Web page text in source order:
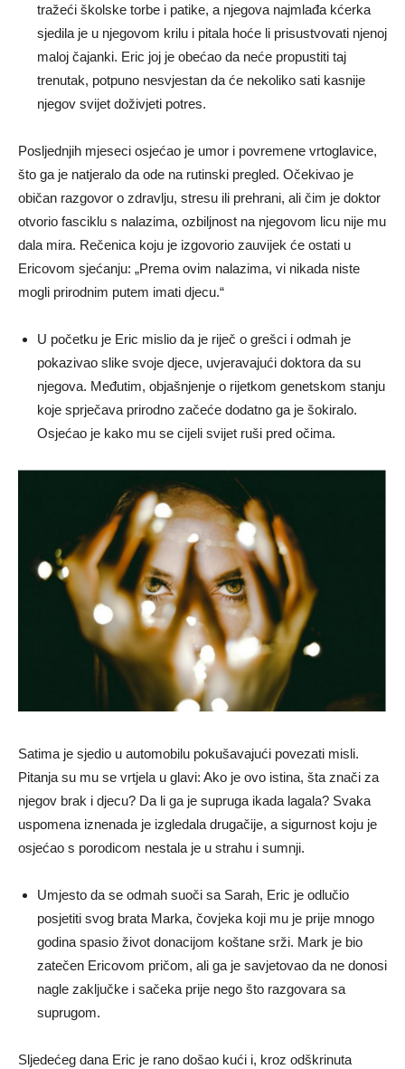
tražeći školske torbe i patike, a njegova najmlađa kćerka
sjedila je u njegovom krilu i pitala hoće li prisustvovati njenoj
maloj čajanki. Eric joj je obećao da neće propustiti taj
trenutak, potpuno nesvjestan da će nekoliko sati kasnije
njegov svijet doživjeti potres.
Posljednjih mjeseci osjećao je umor i povremene vrtoglavice,
što ga je natjeralo da ode na rutinski pregled. Očekivao je
običan razgovor o zdravlju, stresu ili prehrani, ali čim je doktor
otvorio fasciklu s nalazima, ozbiljnost na njegovom licu nije mu
dala mira. Rečenica koju je izgovorio zauvijek će ostati u
Ericovom sjećanju: „Prema ovim nalazima, vi nikada niste
mogli prirodnim putem imati djecu.“
U početku je Eric mislio da je riječ o grešci i odmah je
pokazivao slike svoje djece, uvjeravajući doktora da su
njegova. Međutim, objašnjenje o rijetkom genetskom stanju
koje sprječava prirodno začeće dodatno ga je šokiralo.
Osjećao je kako mu se cijeli svijet ruši pred očima.
Satima je sjedio u automobilu pokušavajući povezati misli.
Pitanja su mu se vrtjela u glavi: Ako je ovo istina, šta znači za
njegov brak i djecu? Da li ga je supruga ikada lagala? Svaka
uspomena iznenada je izgledala drugačije, a sigurnost koju je
osjećao s porodicom nestala je u strahu i sumnji.
Umjesto da se odmah suoči sa Sarah, Eric je odlučio
posjetiti svog brata Marka, čovjeka koji mu je prije mnogo
godina spasio život donacijom koštane srži. Mark je bio
zatečen Ericovom pričom, ali ga je savjetovao da ne donosi
nagle zaključke i sačeka prije nego što razgovara sa
suprugom.
Sljedećeg dana Eric je rano došao kući i, kroz odškrinuta